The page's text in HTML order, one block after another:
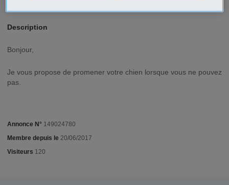
Description
Bonjour,
Je vous propose de promener votre chien lorsque vous ne pouvez
pas.
Annonce N° 149024780
Membre depuis le 20/06/2017
Visiteurs 120